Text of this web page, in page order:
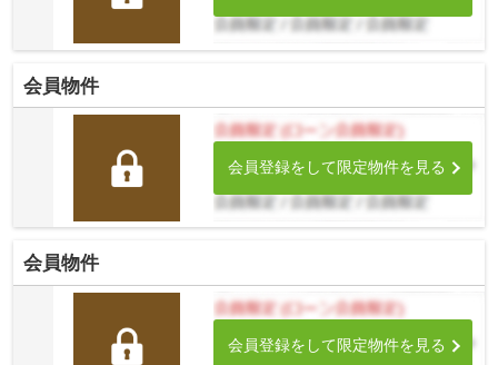
会員物件
会員登録をして限定物件を見る
会員物件
会員登録をして限定物件を見る